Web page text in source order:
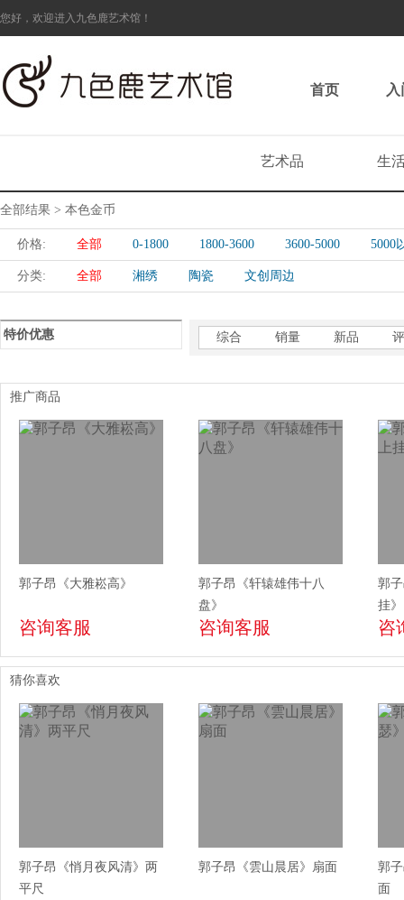
您好，欢迎进入九色鹿艺术馆！
首页
艺术品 生
全部结果 > 本色金币
价格: 全部 0-1800 1800-3600 3600-5000 5000
分类: 全部 湘绣 陶瓷 文创周边
特价优惠 综合 销量 新品
推广商品
郭子昂《大雅崧高》
咨询客服
郭子昂《轩辕雄伟十八
盘》
咨询客服
郭
挂》
咨
猜你喜欢
郭子昂《悄月夜风清》两
平尺
郭子昂《雲山晨居》扇面
郭
面